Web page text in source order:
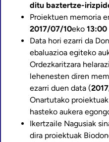
ditu baztertze-
Proiektuen memoria
2017/07/10eko 13:00
Data hori ezarri da
ebaluazioa egiteko
Ordezkaritzara
lehenesten diren
ezarri duen data (
Onartutako
hasteko aukera
Ikertzaile Nagusiak
dira proiektuak